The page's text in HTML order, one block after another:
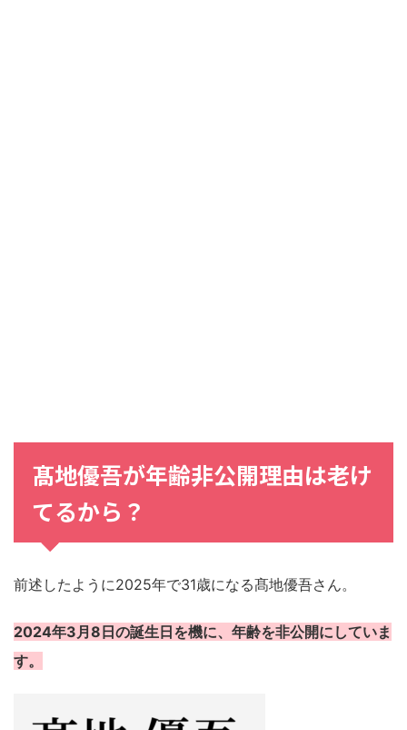
髙地優吾が年齢非公開理由は老け
てるから？
前述したように2025年で31歳になる髙地優吾さん。
2024年3月8日の誕生日を機に、年齢を非公開にしていま
す。